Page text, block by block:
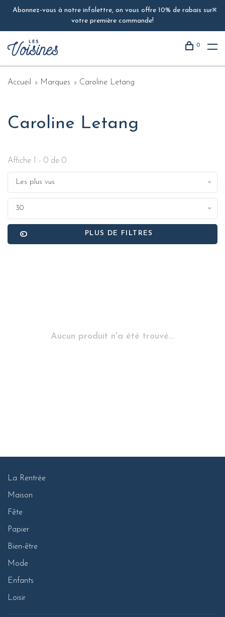
Abonnez-vous à notre infolettre, on vous offre 10% de rabais sur
votre première commande!
0
Accueil Marques Caroline Letang
Caroline Letang
Affiche 1 - 0 de 0
Les plus vus
30
PLUS DE FILTRES
Aucun produit n'a été trouvé...
La Rentrée
Maison
Fête
Papier
Bien-être
Mode
Enfants
Loisir